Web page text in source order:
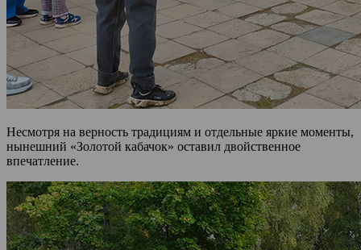
Несмотря на верность традициям и отдельные яркие моменты,
нынешний «Золотой кабачок» оставил двойственное
впечатление.